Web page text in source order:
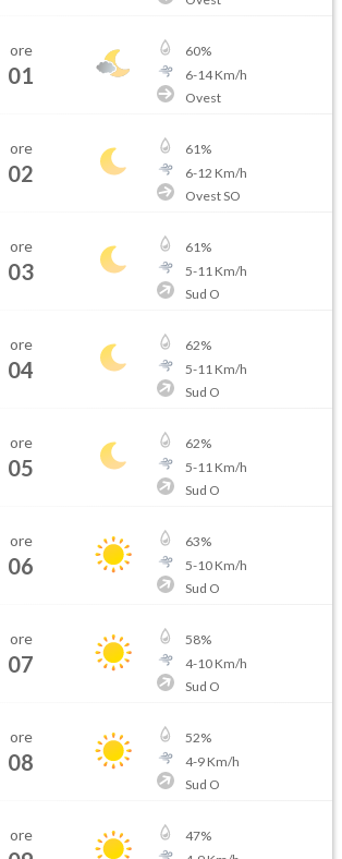
ore
01
60%
6-14Km/h
Ovest
ore
02
61%
6-12 Km/h
Ovest SO
ore
03
61%
5-11 Km/h
Sud O
ore
04
62%
5-11 Km/h
Sud O
ore
05
62%
5-11 Km/h
Sud O
ore
06
63%
5-10Km/h
Sud O
ore
07
58%
4-10Km/h
Sud O
ore
08
52%
4-9Km/h
Sud O
ore 47%